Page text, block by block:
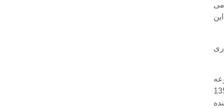
… شهید بزرگوار همت در حد فاصل بهار 1359